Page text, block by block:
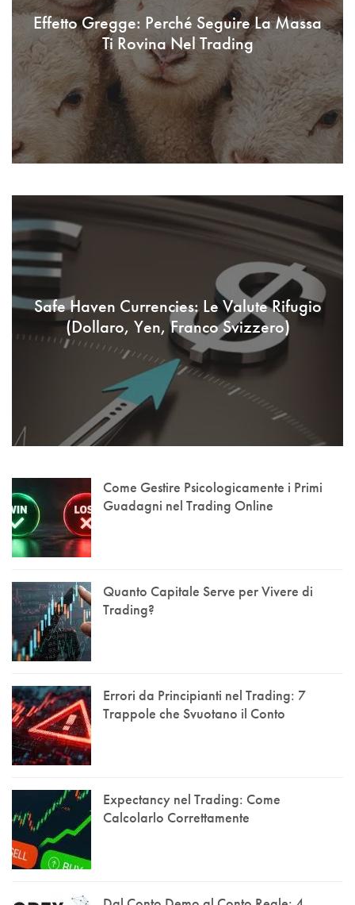
Effetto Gregge: Perché Seguire La Massa
Ti Rovina Nel Trading
Safe Haven Currencies: Le Valute Rifugio
(Dollaro, Yen, Franco Svizzero)
Come Gestire Psicologicamente i Primi
Guadagni nel Trading Online
Quanto Capitale Serve per Vivere di
Trading?
Errori da Principianti nel Trading: 7
Trappole che Svuotano il Conto
Expectancy nel Trading: Come
Calcolarlo Correttamente